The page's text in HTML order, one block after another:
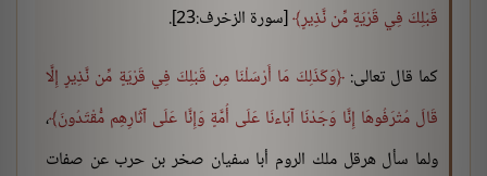
قَبْلِكَ فِي قَرْيَةٍ مِّن نَّذِيرٍ [سورة الزخرف:23].
كما قال تعالى: وَكَذَلِكَ مَا أَرْسَلْنَا مِن قَبْلِكَ فِي قَرْيَةٍ مِّن نَّذِيرٍ إِلَّا
قَالَ مُتْرَفُوهَا إِنَّا وَجَدْنَا آبَاءنَا عَلَى أُمَّةٍ وَإِنَّا عَلَى آثَارِهِم مُّقْتَدُونَ ،
ولما سأل هرقل ملك الروم أبا سفيان صخر بن حرب عن صفات